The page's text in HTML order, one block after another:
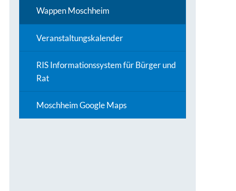
Wappen Moschheim
Veranstaltungskalender
RIS Informationssystem für Bürger und
Rat
Moschheim Google Maps